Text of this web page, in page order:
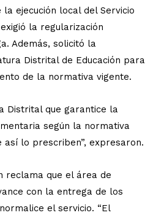
ejecución local del Servicio
la regularización
Además, solicitó la
Distrital de Educación para
de la normativa vigente.
Distrital que garantice la
según la normativa
así lo prescriben”, expresaron.
reclama que el área de
con la entrega de los
el servicio. “El